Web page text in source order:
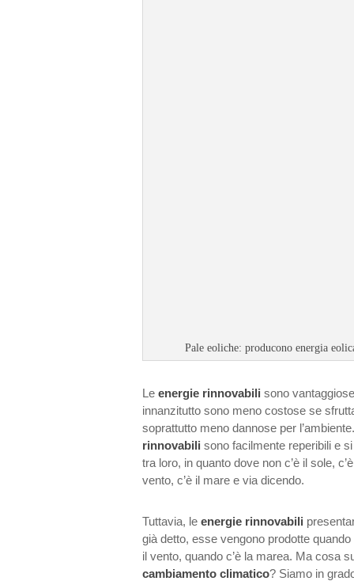
Pale eoliche: producono energia
Le energie rinnovabili sono
innanzitutto sono meno costose se
soprattutto meno dannose per
rinnovabili sono facilmente reperibili e
tra loro, in quanto dove non c’è il sole,
vento, c’è il mare e via dicendo.
Tuttavia, le energie rinnovabili
già detto, esse vengono prodotte
il vento, quando c’è la marea. Ma cosa
cambiamento climatico? Siamo in